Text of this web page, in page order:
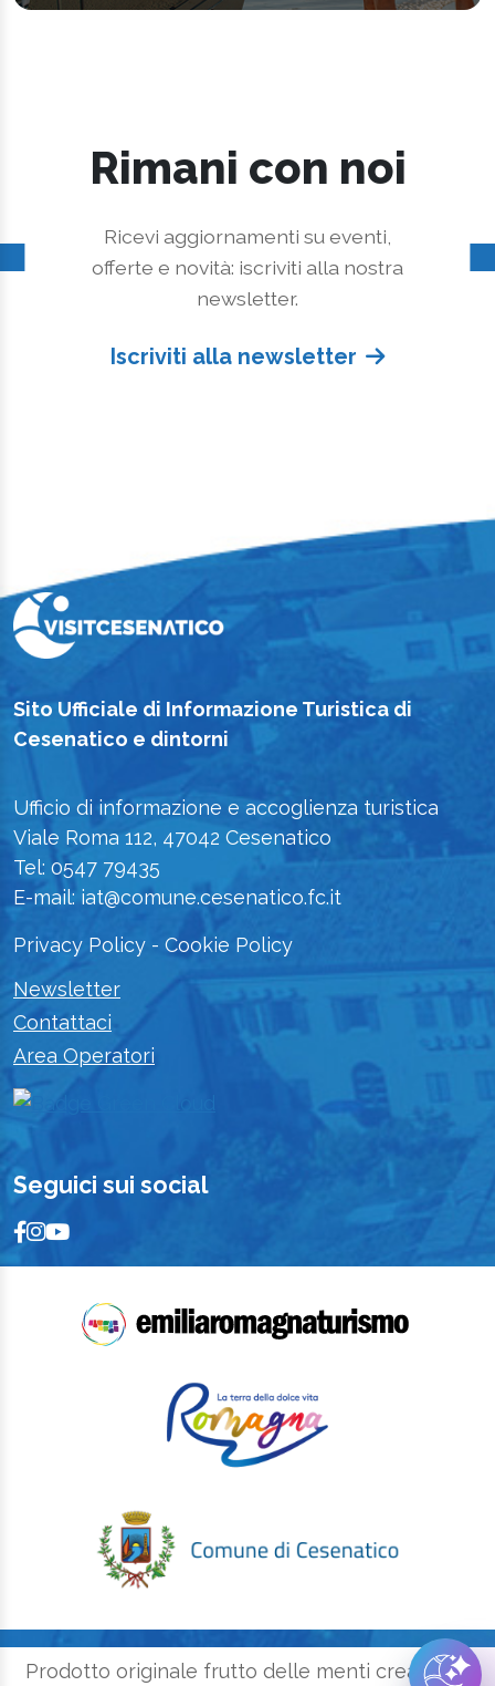
Rimani con noi
Ricevi aggiornamenti su eventi,
offerte e novità: iscriviti alla nostra
newsletter.
Iscriviti alla newsletter
Sito Ufficiale di Informazione Turistica di
Cesenatico e dintorni
Ufficio di informazione e accoglienza turistica
Viale Roma 112, 47042 Cesenatico
Tel: 0547 79435
E-mail: iat@comune.cesenatico.fc.it
Privacy Policy - Cookie Policy
Newsletter
Contattaci
Area Operatori
Seguici sui social
Prodotto originale frutto delle menti creative e